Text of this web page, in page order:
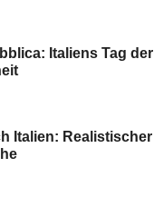
Italiens Tag der
Italien: Realistischer